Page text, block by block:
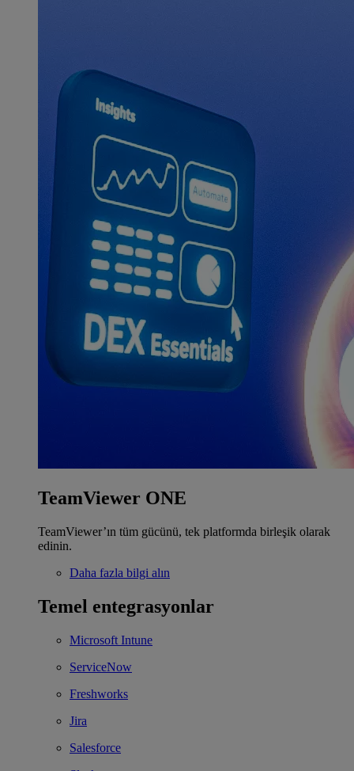
TeamViewer ONE
TeamViewer’ın tüm gücünü, tek platformda birleşik olarak
edinin.
Daha fazla bilgi alın
Temel entegrasyonlar
Microsoft Intune
ServiceNow
Freshworks
Jira
Salesforce